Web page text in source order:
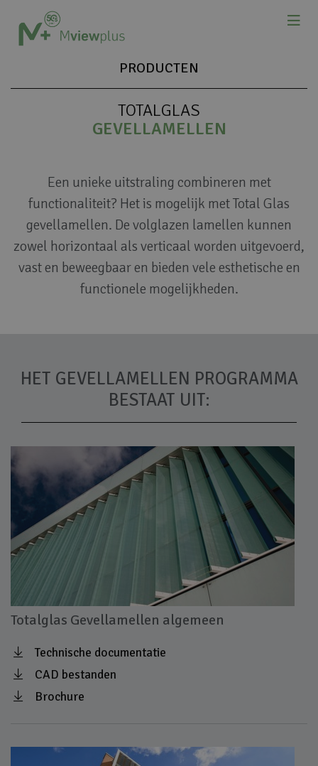
PRODUCTEN
TOTALGLAS
GEVELLAMELLEN
Een unieke uitstraling combineren met
functionaliteit? Het is mogelijk met Total Glas
gevellamellen. De volglazen lamellen kunnen
zowel horizontaal als verticaal worden uitgevoerd,
vast en beweegbaar en bieden vele esthetische en
functionele mogelijkheden.
HET GEVELLAMELLEN PROGRAMMA
BESTAAT UIT:
Totalglas Gevellamellen algemeen
Technische documentatie
CAD bestanden
Brochure